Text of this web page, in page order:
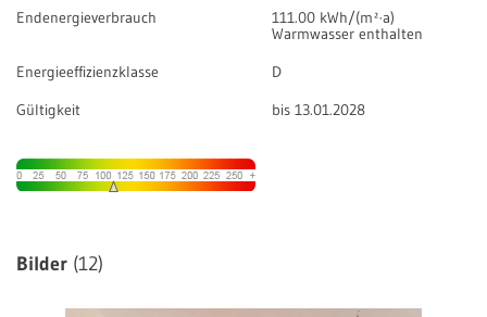
Endenergieverbrauch
111.00 kWh/(m²·a)
Warmwasser enthalten
Energieeffizienzklasse
D
Gültigkeit
bis 13.01.2028
Bilder (12)